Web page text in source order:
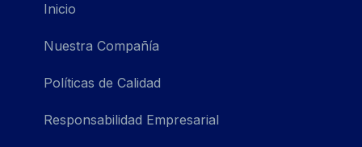
Inicio
Nuestra Compañía
Políticas de Calidad
Responsabilidad Empresarial